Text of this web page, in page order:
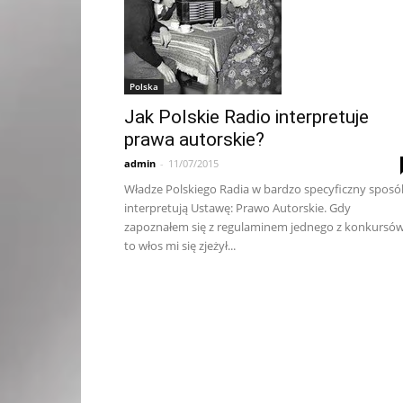
Polska
Jak Polskie Radio interpretuje
prawa autorskie?
admin - 11/07/2015
Władze Polskiego Radia w bardzo specyficzny
interpretują Ustawę: Prawo Autorskie. Gdy
zapoznałem się z regulaminem jednego z
to włos mi się zjeżył...